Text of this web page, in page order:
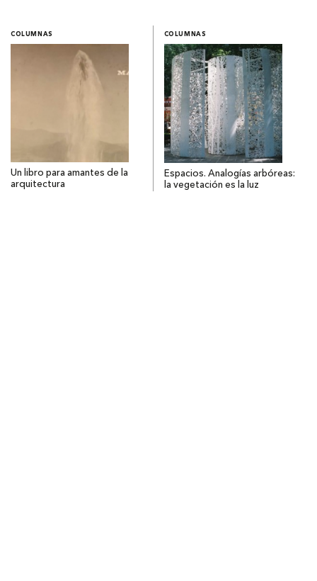
COLUMNAS
Un libro para amantes de la
arquitectura
COLUMNAS
Espacios. Analogías arbóreas:
la vegetación es la luz